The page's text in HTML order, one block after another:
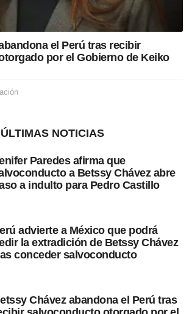
a
c
el Perú tras recibir
por el Gobierno de Keiko
s
e
s
d
p
b
a
ÚLTIMAS NOTICIAS
Paredes afirma que
a Betssy Chávez abre
a indulto para Pedro Castillo
advierte a México que podrá
la extradición de Betssy Chávez
conceder salvoconducto
Chávez abandona el Perú tras